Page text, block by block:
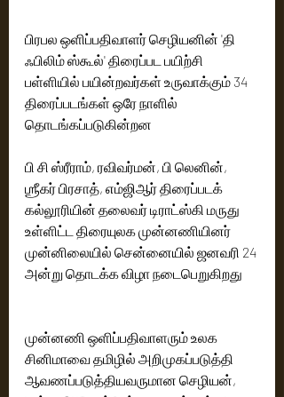
பிரபல ஒளிப்பதிவாளர் செழியனின் 'தி
ஃபிலிம் ஸ்கூல்' திரைப்பட பயிற்சி
பள்ளியில் பயின்றவர்கள் உருவாக்கும் 34
திரைப்படங்கள் ஒரே நாளில்
தொடங்கப்படுகின்றன
பி சி ஸ்ரீராம், ரவிவர்மன், பி லெனின்,
ஶ்ரீகர் பிரசாத், எம்ஜிஆர் திரைப்படக்
கல்லூரியின் தலைவர் டிராட்ஸ்கி மருது
உள்ளிட்ட திரையுலக முன்னணியினர்
முன்னிலையில் சென்னையில் ஜனவரி 24
அன்று தொடக்க விழா நடைபெறுகிறது
முன்னணி ஒளிப்பதிவாளரும் உலக
சினிமாவை தமிழில் அறிமுகப்படுத்தி
ஆவணப்படுத்தியவருமான செழியன்,